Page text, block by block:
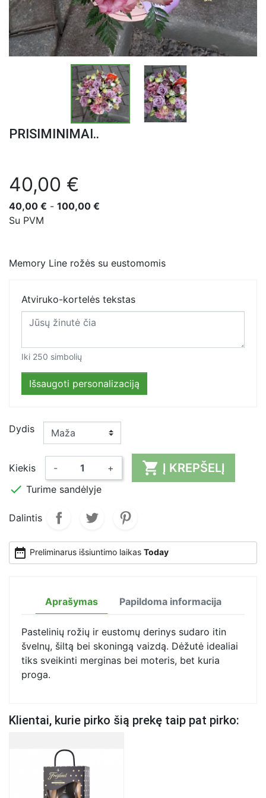
PRISIMINIMAI..
40,00 €
40,00 € - 100,00 €
Su PVM
Memory Line rožės su eustomomis
Atviruko-kortelės tekstas
Iki 250 simbolių
Išsaugoti personalizaciją
Dydis
Kiekis - +  Į KREPŠELĮ
 Turime sandėlyje
Dalintis
date_range Preliminarus išsiuntimo laikas Today
Aprašymas Papildoma informacija
Pastelinių rožių ir eustomų derinys sudaro itin
švelnų, šiltą bei skoningą vaizdą. Dėžutė idealiai
tiks sveikinti merginas bei moteris, bet kuria
proga.
Klientai, kurie pirko šią prekę taip pat pirko: